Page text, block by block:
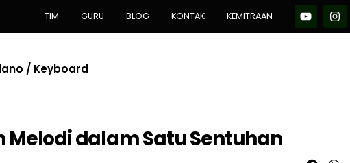
TIM GURU BLOG KONTAK KEMITRAAN
/ Keyboard
Melodi dalam Satu Sentuhan